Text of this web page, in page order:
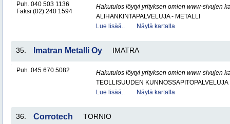
Puh. 040 503 1136
Faksi (02) 240 1594
Hakutulos löytyi yrityksen omien www-sivujen
ALIHANKINTAPALVELUJA - METALLI
Lue lisää..
Näytä kartalla
35. Imatran Metalli Oy IMATRA
Puh. 045 670 5082
Hakutulos löytyi yrityksen omien www-sivujen
TEOLLISUUDEN KUNNOSSAPITOPALVELUJA
Lue lisää..
Näytä kartalla
36. Corrotech TORNIO